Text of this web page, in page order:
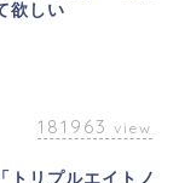
欲しい
181963 view
トリプルエイトノ